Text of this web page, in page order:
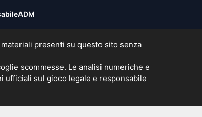
ADM
presenti su questo sito senza
scommesse. Le analisi numeriche e
ufficiali sul gioco legale e responsabile